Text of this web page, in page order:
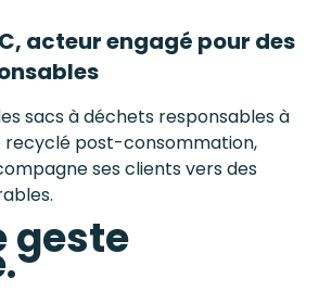
acteur engagé pour des
sacs à déchets responsables à
recyclé post-consommation,
ses clients vers des
geste